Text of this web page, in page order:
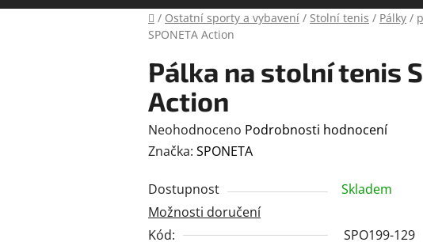
Domů
/ Ostatní sporty a vybavení / Stolní tenis / Pálky /
SPONETA Action
Pálka na stolní tenis
Action
Průměrné
hodnocení
je
0,0
z
Neohodnoceno Podrobnosti hodnocení
Značka: SPONETA
Dostupnost
Skladem
Možnosti doručení
Kód:
SPO199-129